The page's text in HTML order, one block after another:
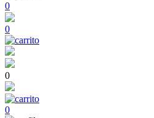
0
0
0
0